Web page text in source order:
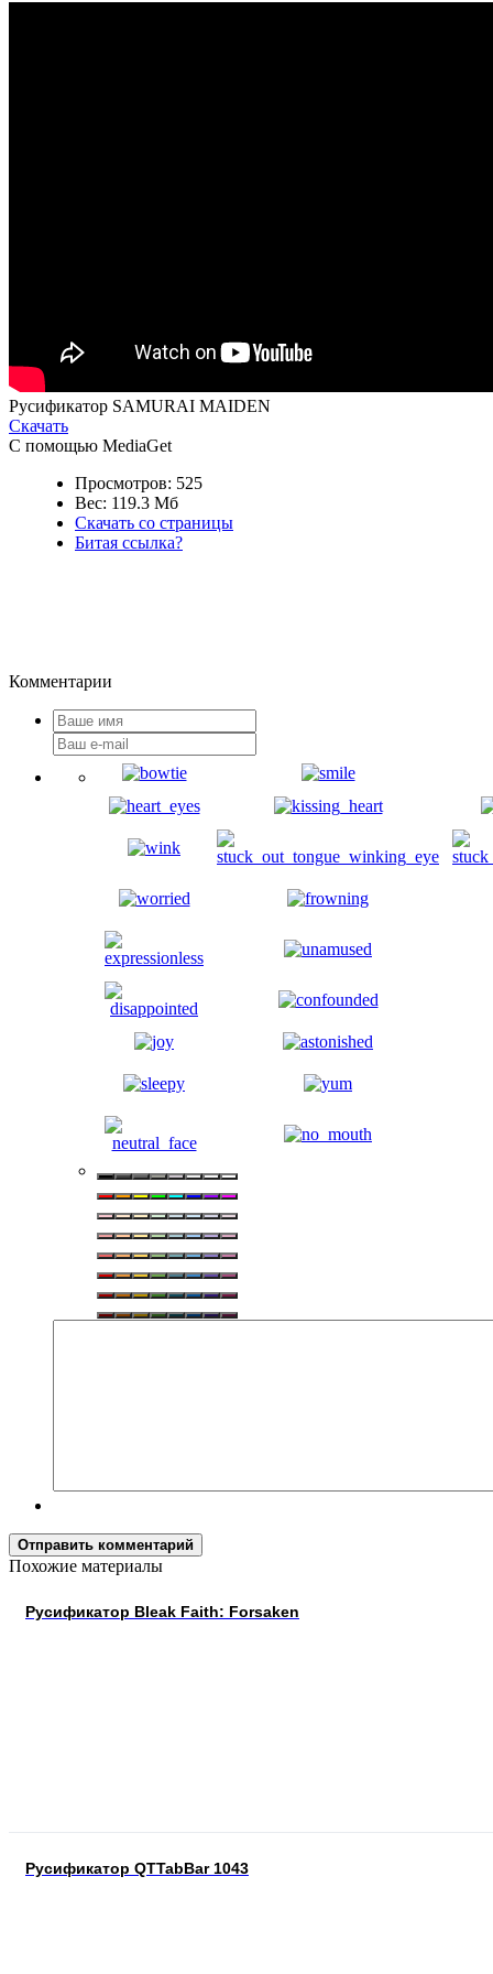
Русификатор SAMURAI MAIDEN
Скачать
С помощью MediaGet
Просмотров: 525
Вес: 119.3 Мб
Скачать со страницы
Битая ссылка?
Комментарии
Отправить комментарий
Похожие материалы
Русификатор Bleak Faith: Forsaken
Русификатор QTTabBar 1043